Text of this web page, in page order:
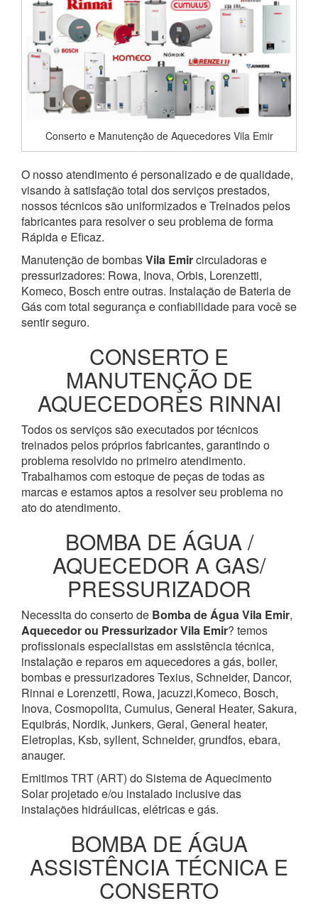
Conserto e Manutenção de Aquecedores Vila Emir
O nosso atendimento é personalizado e de qualidade,
visando à satisfação total dos serviços prestados,
nossos técnicos são uniformizados e Treinados pelos
fabricantes para resolver o seu problema de forma
Rápida e Eficaz.
Manutenção de bombasVila Emircirculadoras e
pressurizadores: Rowa, Inova, Orbis, Lorenzetti,
Komeco, Bosch entre outras. Instalação de Bateria de
Gás com total segurança e confiabilidade para você se
sentir seguro.
CONSERTO E
MANUTENÇÃO DE
AQUECEDORES RINNAI
Todos os serviços são executados por técnicos
treinados pelos próprios fabricantes, garantindo o
problema resolvido no primeiro atendimento.
Trabalhamos com estoque de peças de todas as
marcas e estamos aptos a resolver seu problema no
ato do atendimento.
BOMBA DE ÁGUA /
AQUECEDOR A GAS/
PRESSURIZADOR
Necessita do conserto de Bomba de ÁguaVila Emir,
Aquecedor ou PressurizadorVila Emir? temos
profissionais especialistas em assistência técnica,
instalação e reparos em aquecedores a gás, boiler,
bombas e pressurizadores Texius, Schneider, Dancor,
Rinnai e Lorenzetti, Rowa, jacuzzi,Komeco, Bosch,
Inova, Cosmopolita, Cumulus, General Heater, Sakura,
Equibrás, Nordik, Junkers, Geral, General heater,
Eletroplas, Ksb, syllent, Schneider, grundfos, ebara,
anauger.
Emitimos TRT (ART) do Sistema de Aquecimento
Solar projetado e/ou instalado inclusive das
instalações hidráulicas, elétricas e gás.
BOMBA DE ÁGUA
ASSISTÊNCIA TÉCNICA E
CONSERTO